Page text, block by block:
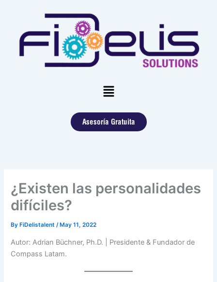
Menu
Asesoría Gratuita
¿Existen las personalidades
difíciles?
By FiDelistalent/ May 11, 2022
Autor: Adrian Büchner, Ph.D. | Presidente & Fundador de
Compass Latam.